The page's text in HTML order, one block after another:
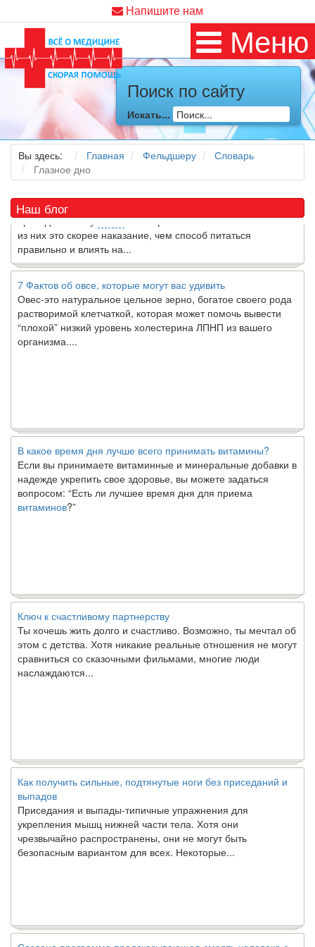
Напишите нам
Меню
Поиск по сайту
Искать...
Вы здесь: Главная Фельдшеру
Словарь
Глазное дно
Наш блог
Как я заболел во время локдауна?
Это странная ситуация: вы соблюдали все меры
предосторожности COVID-19 (вы почти все время дома),
но, тем не менее, вы каким-то образом простудились. Вы
можете задаться...
Какдиетолог, я вижу, что многие причудливые диеты
приходят в нашужизньи быстро исчезают из нее. Многие
из них это скорее наказание, чем способ питаться
правильно и влиять на...
7 Фактов об овсе, которые могут вас удивить
Овес-это натуральное цельное зерно, богатое своего рода
растворимой клетчаткой, которая может помочь вывести
“плохой” низкий уровень холестерина ЛПНП из вашего
организма....
В какое время дня лучше всего принимать витамины?
Если вы принимаете витаминные и минеральные добавки в
надежде укрепить свое здоровье, вы можете задаться
вопросом: “Есть ли лучшее время дня для приема
витаминов ?”
Ключ к счастливому партнерству
Ты хочешь жить долго и счастливо. Возможно, ты мечтал об
этом с детства. Хотя никакие реальные отношения не могут
сравниться со сказочными фильмами, многие люди
наслаждаются...
Как получить сильные, подтянутые ноги без приседаний и
выпадов
Приседания и выпады-типичные упражнения для
укрепления мышц нижней части тела. Хотя они
чрезвычайно распространены, они не могут быть
безопасным вариантом для всех. Некоторые...
Создана программа предсказывающая смерть человека с